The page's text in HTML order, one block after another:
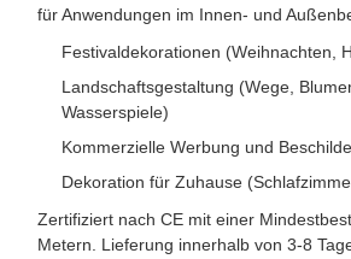
für Anwendungen im Innen- und
Festivaldekorationen (Weihnachten,
Landschaftsgestaltung (Wege,
Wasserspiele)
Kommerzielle Werbung und
Dekoration für Zuhause
Zertifiziert nach CE mit einer
Metern. Lieferung innerhalb von 3-8